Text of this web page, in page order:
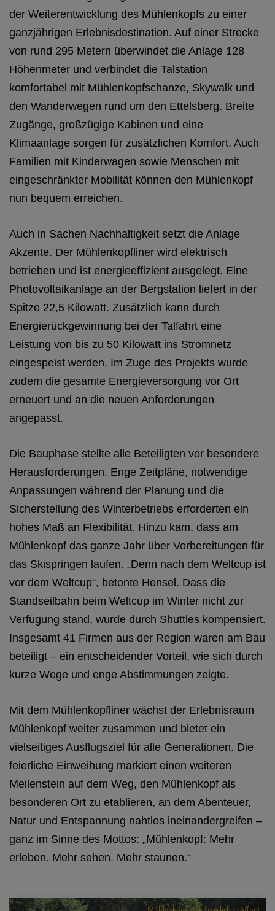
der Weiterentwicklung des Mühlenkopfs zu einer
ganzjährigen Erlebnisdestination. Auf einer Strecke
von rund 295 Metern überwindet die Anlage 128
Höhenmeter und verbindet die Talstation
komfortabel mit Mühlenkopfschanze, Skywalk und
den Wanderwegen rund um den Ettelsberg. Breite
Zugänge, großzügige Kabinen und eine
Klimaanlage sorgen für zusätzlichen Komfort. Auch
Familien mit Kinderwagen sowie Menschen mit
eingeschränkter Mobilität können den Mühlenkopf
nun bequem erreichen.
Auch in Sachen Nachhaltigkeit setzt die Anlage
Akzente. Der Mühlenkopfliner wird elektrisch
betrieben und ist energieeffizient ausgelegt. Eine
Photovoltaikanlage an der Bergstation liefert in der
Spitze 22,5 Kilowatt. Zusätzlich kann durch
Energierückgewinnung bei der Talfahrt eine
Leistung von bis zu 50 Kilowatt ins Stromnetz
eingespeist werden. Im Zuge des Projekts wurde
zudem die gesamte Energieversorgung vor Ort
erneuert und an die neuen Anforderungen
angepasst.
Die Bauphase stellte alle Beteiligten vor besondere
Herausforderungen. Enge Zeitpläne, notwendige
Anpassungen während der Planung und die
Sicherstellung des Winterbetriebs erforderten ein
hohes Maß an Flexibilität. Hinzu kam, dass am
Mühlenkopf das ganze Jahr über Vorbereitungen für
das Skispringen laufen. „Denn nach dem Weltcup ist
vor dem Weltcup“, betonte Hensel. Dass die
Standseilbahn beim Weltcup im Winter nicht zur
Verfügung stand, wurde durch Shuttles kompensiert.
Insgesamt 41 Firmen aus der Region waren am Bau
beteiligt – ein entscheidender Vorteil, wie sich durch
kurze Wege und enge Abstimmungen zeigte.
Mit dem Mühlenkopfliner wächst der Erlebnisraum
Mühlenkopf weiter zusammen und bietet ein
vielseitiges Ausflugsziel für alle Generationen. Die
feierliche Einweihung markiert einen weiteren
Meilenstein auf dem Weg, den Mühlenkopf als
besonderen Ort zu etablieren, an dem Abenteuer,
Natur und Entspannung nahtlos ineinandergreifen –
ganz im Sinne des Mottos: „Mühlenkopf: Mehr
erleben. Mehr sehen. Mehr staunen.“
Mühlenkopfliner feierlich eröffnet